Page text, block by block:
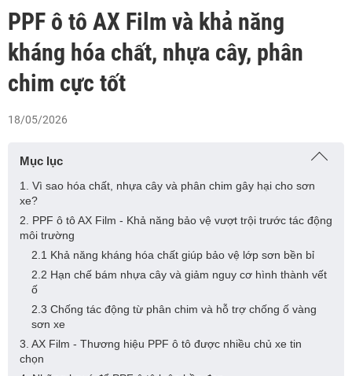
PPF ô tô AX Film và khả năng
kháng hóa chất, nhựa cây, phân
chim cực tốt
18/05/2026
Mục lục
1. Vì sao hóa chất, nhựa cây và phân chim gây hại cho sơn
xe?
2. PPF ô tô AX Film - Khả năng bảo vệ vượt trội trước tác động
môi trường
2.1 Khả năng kháng hóa chất giúp bảo vệ lớp sơn bền bỉ
2.2 Hạn chế bám nhựa cây và giảm nguy cơ hình thành vết
ố
2.3 Chống tác động từ phân chim và hỗ trợ chống ố vàng
sơn xe
3. AX Film - Thương hiệu PPF ô tô được nhiều chủ xe tin
chọn